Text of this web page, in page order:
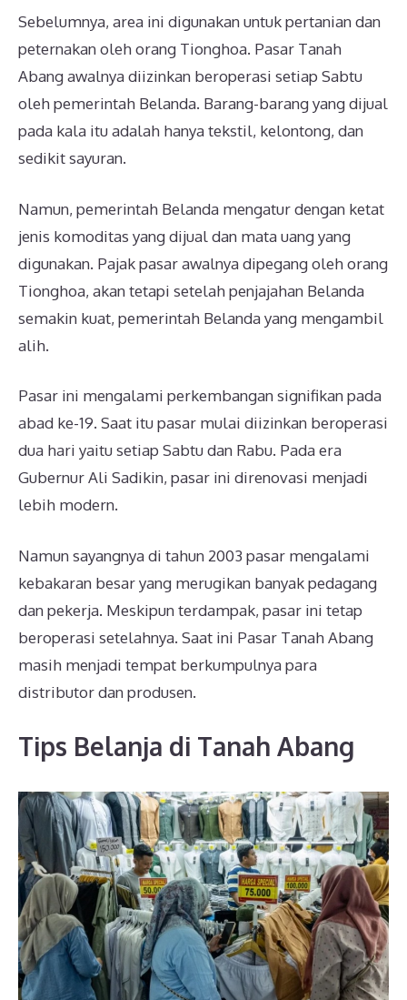
Sebelumnya, area ini digunakan untuk pertanian dan
peternakan oleh orang Tionghoa. Pasar Tanah
Abang awalnya diizinkan beroperasi setiap Sabtu
oleh pemerintah Belanda. Barang-barang yang dijual
pada kala itu adalah hanya tekstil, kelontong, dan
sedikit sayuran.
Namun, pemerintah Belanda mengatur dengan ketat
jenis komoditas yang dijual dan mata uang yang
digunakan. Pajak pasar awalnya dipegang oleh orang
Tionghoa, akan tetapi setelah penjajahan Belanda
semakin kuat, pemerintah Belanda yang mengambil
alih.
Pasar ini mengalami perkembangan signifikan pada
abad ke-19. Saat itu pasar mulai diizinkan beroperasi
dua hari yaitu setiap Sabtu dan Rabu. Pada era
Gubernur Ali Sadikin, pasar ini direnovasi menjadi
lebih modern.
Namun sayangnya di tahun 2003 pasar mengalami
kebakaran besar yang merugikan banyak pedagang
dan pekerja. Meskipun terdampak, pasar ini tetap
beroperasi setelahnya. Saat ini Pasar Tanah Abang
masih menjadi tempat berkumpulnya para
distributor dan produsen.
Tips Belanja di Tanah Abang